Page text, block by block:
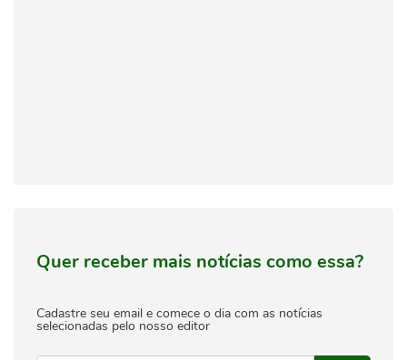
Quer receber mais notícias como essa?
Cadastre seu email e comece o dia com as notícias
selecionadas pelo nosso editor